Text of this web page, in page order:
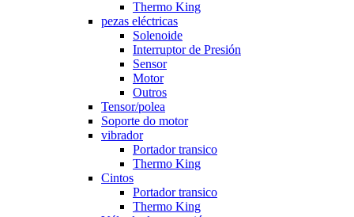
Thermo King
pezas eléctricas
Solenoide
Interruptor de Presión
Sensor
Motor
Outros
Tensor/polea
Soporte do motor
vibrador
Portador transico
Thermo King
Cintos
Portador transico
Thermo King